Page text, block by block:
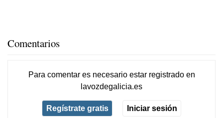
Comentarios
Para comentar es necesario estar registradoen
lavozdegalicia.es
Regístrate gratis Iniciar sesión